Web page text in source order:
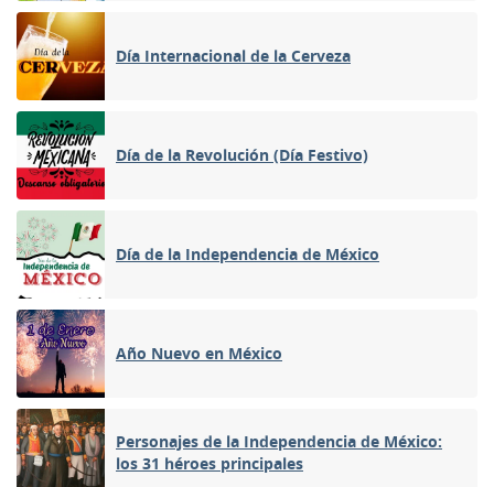
Día Internacional de la Cerveza
Día de la Revolución (Día Festivo)
Día de la Independencia de México
Año Nuevo en México
Personajes de la Independencia de México:
los 31 héroes principales